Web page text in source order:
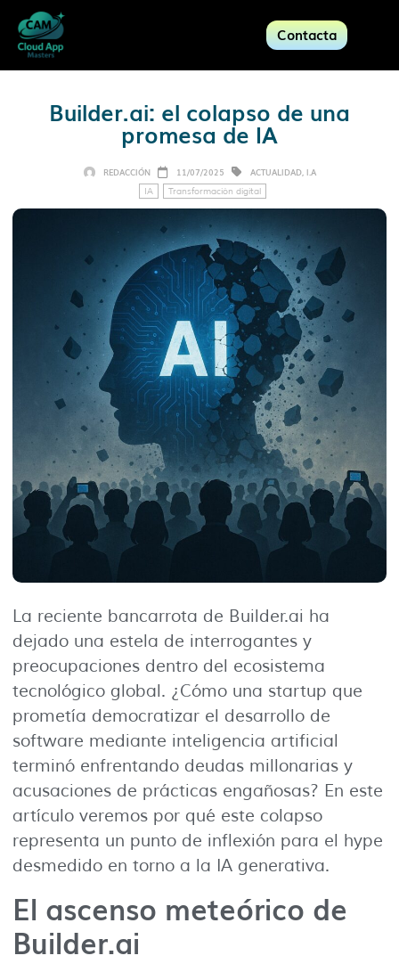
Contacta
Builder.ai: el colapso de una
promesa de IA
REDACCIÓN 11/07/2025 ACTUALIDAD, I.A
IA Transformación digital
La reciente bancarrota de Builder.ai ha
dejado una estela de interrogantes y
preocupaciones dentro del ecosistema
tecnológico global. ¿Cómo una startup que
prometía democratizar el desarrollo de
software mediante inteligencia artificial
terminó enfrentando deudas millonarias y
acusaciones de prácticas engañosas? En este
artículo veremos por qué este colapso
representa un punto de inflexión para el hype
desmedido en torno a la IA generativa.
El ascenso meteórico de
Builder.ai